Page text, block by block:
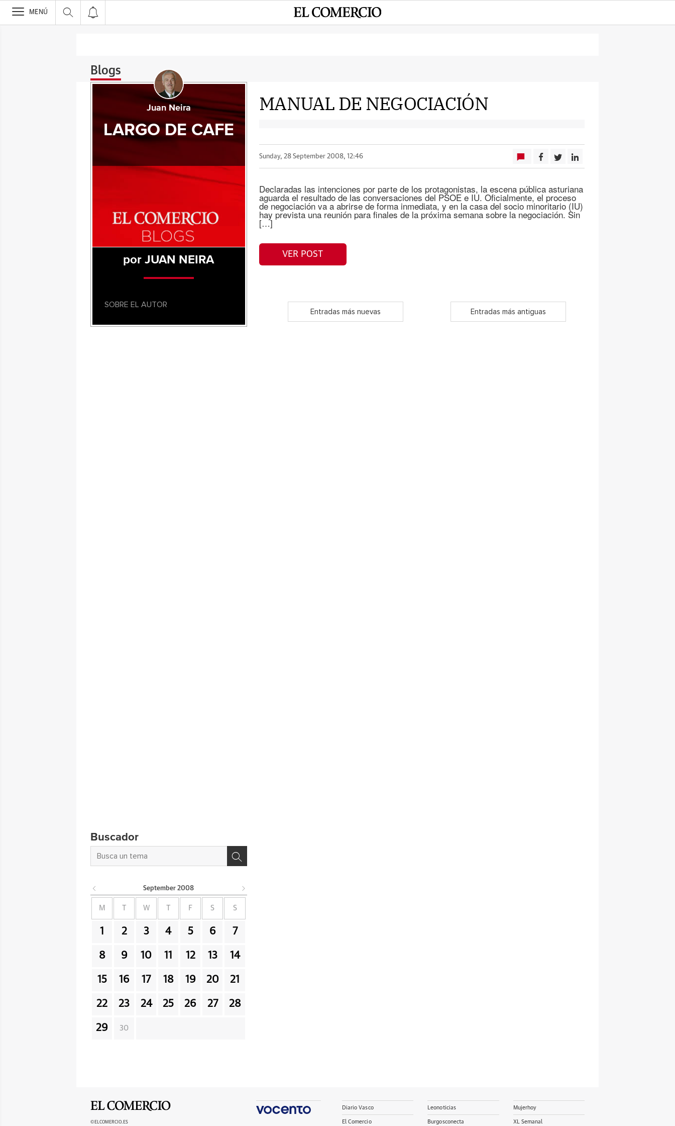
>
MENÚ
Blogs
MANUAL DE NEGOCIACIÓN
Sunday, 28 September 2008, 12:46
Declaradas las intenciones por parte de los protagonistas, la escena pública asturiana
aguarda el resultado de las conversaciones del PSOE e IU. Oficialmente, el proceso
de negociación va a abrirse de forma inmediata, y en la casa del socio minoritario (IU)
hay prevista una reunión para finales de la próxima semana sobre la negociación. Sin
[…]
VER POST
Entradas más nuevas Entradas más antiguas
Juan Neira
LARGO DE CAFE
por JUAN NEIRA
SOBRE EL AUTOR
Buscador
September 2008
M W F S S
1 2 3 4 5 6 7
8 9 10 11 12 13 14
15 16 17 18 19 20 21
22 23 24 25 26 27 28
29 30
©ELCOMERCIO.ES
Diario Vasco
El Comercio
Leonoticias
Burgosconecta
Mujerhoy
XL Semanal